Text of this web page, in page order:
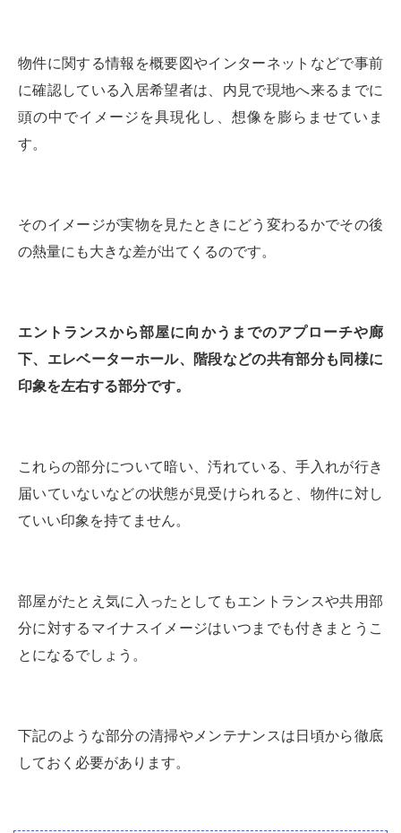
物件に関する情報を概要図やインターネットなどで事前
に確認している入居希望者は、内見で現地へ来るまでに
頭の中でイメージを具現化し、想像を膨らませていま
す。
そのイメージが実物を見たときにどう変わるかでその後
の熱量にも大きな差が出てくるのです。
エントランスから部屋に向かうまでのアプローチや廊
下、エレベーターホール、階段などの共有部分も同様に
印象を左右する部分です。
これらの部分について暗い、汚れている、手入れが行き
届いていないなどの状態が見受けられると、物件に対し
ていい印象を持てません。
部屋がたとえ気に入ったとしてもエントランスや共用部
分に対するマイナスイメージはいつまでも付きまとうこ
とになるでしょう。
下記のような部分の清掃やメンテナンスは日頃から徹底
しておく必要があります。